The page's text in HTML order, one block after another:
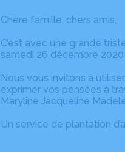
Chère famille, chers amis,
C’est avec une grande
samedi 26 décembre 2020
Nous vous invitons à
exprimer vos pensées à
Maryline Jacqueline
Un service de plantation